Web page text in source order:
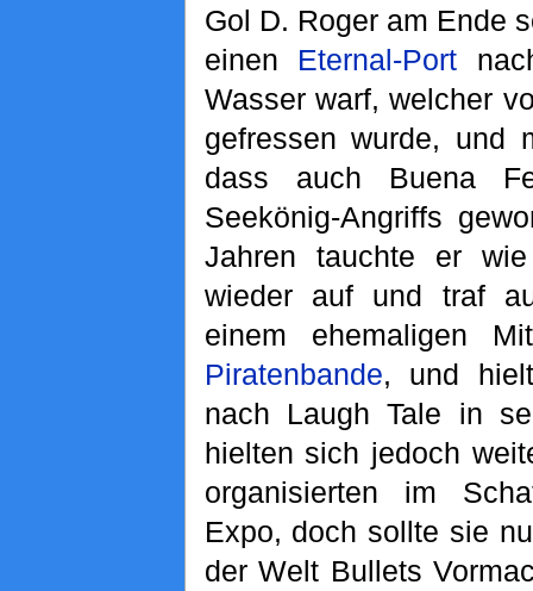
Gol D. Roger am Ende
einen Eternal-Port
Wasser warf, welcher
gefressen wurde, und
dass auch Buena
Seekönig-Angriffs
Jahren tauchte er
wieder auf und traf
einem ehemaligen
Piratenbande, und
nach Laugh Tale in
hielten sich jedoch
organisierten im
Expo, doch sollte sie
der Welt Bullets